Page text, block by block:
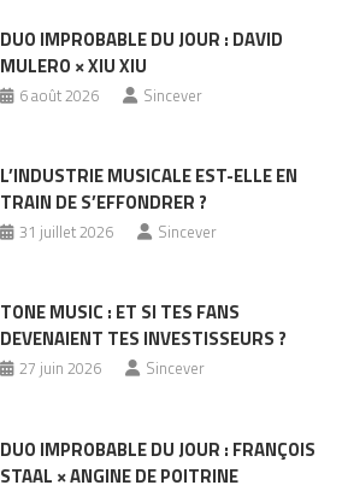
DUO IMPROBABLE DU JOUR : DAVID
MULERO × XIU XIU
6 août 2026 Sincever
L’INDUSTRIE MUSICALE EST-ELLE EN
TRAIN DE S’EFFONDRER ?
31 juillet 2026 Sincever
TONE MUSIC : ET SI TES FANS
DEVENAIENT TES INVESTISSEURS ?
27 juin 2026 Sincever
DUO IMPROBABLE DU JOUR : FRANÇOIS
STAAL × ANGINE DE POITRINE